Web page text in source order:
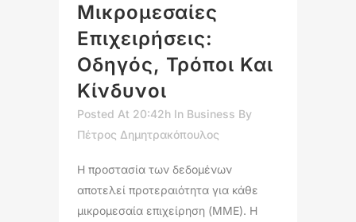
Μικρομεσαίες
Επιχειρήσεις:
Οδηγός, Τρόποι Και
Κίνδυνοι
Posted At 20:42h In Business By
Πέτρος Δημητρακόπουλος
Η προστασία των δεδομένων
αποτελεί προτεραιότητα για κάθε
μικρομεσαία επιχείρηση (ΜΜΕ). Η